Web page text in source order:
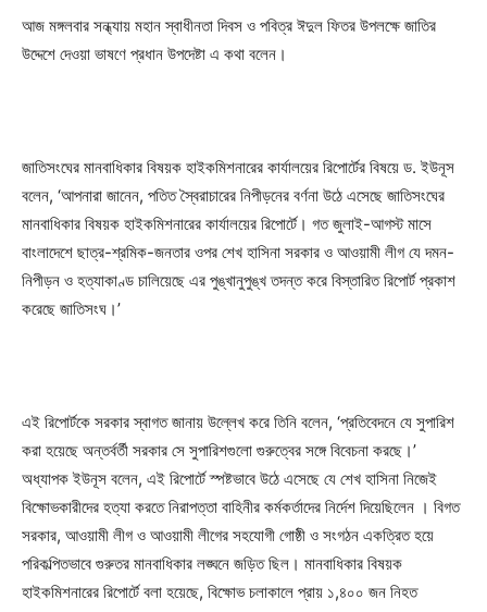
আজ মঙ্গলবার সন্ধ্যায় মহান স্বাধীনতা দিবস ও পবিত্র ঈদুল ফিতর উপলক্ষে জাতির
উদ্দেশে দেওয়া ভাষণে প্রধান উপদেষ্টা এ কথা বলেন।
জাতিসংঘের মানবাধিকার বিষয়ক হাইকমিশনারের কার্যালয়ের রিপোর্টের বিষয়ে ড. ইউনূস
বলেন, ‘আপনারা জানেন, পতিত স্বৈরাচারের নিপীড়নের বর্ণনা উঠে এসেছে জাতিসংঘের
মানবাধিকার বিষয়ক হাইকমিশনারের কার্যালয়ের রিপোর্টে। গত জুলাই-আগস্ট মাসে
বাংলাদেশে ছাত্র-শ্রমিক-জনতার ওপর শেখ হাসিনা সরকার ও আওয়ামী লীগ যে দমন-
নিপীড়ন ও হত্যাকাণ্ড চালিয়েছে এর পুঙ্খানুপুঙ্খ তদন্ত করে বিস্তারিত রিপোর্ট প্রকাশ
করেছে জাতিসংঘ।’
এই রিপোর্টকে সরকার স্বাগত জানায় উল্লেখ করে তিনি বলেন, ‘প্রতিবেদনে যে সুপারিশ
করা হয়েছে অন্তর্বর্তী সরকার সে সুপারিশগুলো গুরুত্বের সঙ্গে বিবেচনা করছে।’
অধ্যাপক ইউনূস বলেন, এই রিপোর্টে স্পষ্টভাবে উঠে এসেছে যে শেখ হাসিনা নিজেই
বিক্ষোভকারীদের হত্যা করতে নিরাপত্তা বাহিনীর কর্মকর্তাদের নির্দেশ দিয়েছিলেন । বিগত
সরকার, আওয়ামী লীগ ও আওয়ামী লীগের সহযোগী গোষ্ঠী ও সংগঠন একত্রিত হয়ে
পরিকল্পিতভাবে গুরুতর মানবাধিকার লঙ্ঘনে জড়িত ছিল। মানবাধিকার বিষয়ক
হাইকমিশনারের রিপোর্টে বলা হয়েছে, বিক্ষোভ চলাকালে প্রায় ১,৪০০ জন নিহত